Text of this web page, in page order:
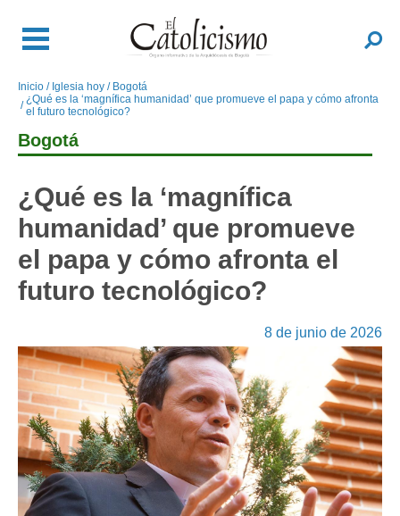
contenido
Buscar
Sobrescribir
enlaces
de
ayuda
la
navegación
Inicio Iglesia hoy
Bogotá
¿Qué es la ‘magnífica humanidad’ que promueve el papa y cómo afronta
el futuro tecnológico?
Bogotá
¿Qué es la ‘magnífica
humanidad’ que promueve
el papa y cómo afronta el
futuro tecnológico?
8 de junio de 2026